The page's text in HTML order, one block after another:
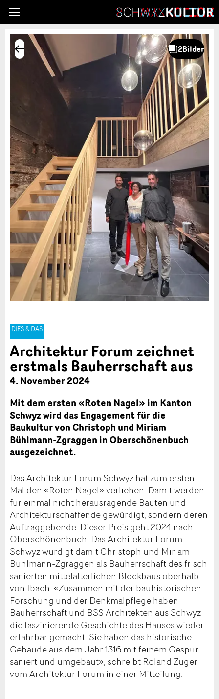
DIES & DAS
Architektur Forum zeichnet
erstmals Bauherrschaft aus
4. November 2024
Mit dem ersten «Roten Nagel» im Kanton
Schwyz wird das Engagement für die
Baukultur von Christoph und Miriam
Bühlmann-Zgraggen in Oberschönenbuch
ausgezeichnet.
Das Architektur Forum Schwyz hat zum ersten
Mal den «Roten Nagel» verliehen. Damit werden
für einmal nicht herausragende Bauten und
Architekturschaffende gewürdigt, sondern deren
Auftraggebende. Dieser Preis geht 2024 nach
Oberschönenbuch. Das Architektur Forum
Schwyz würdigt damit Christoph und Miriam
Bühlmann-Zgraggen als Bauherrschaft des frisch
sanierten mittelalterlichen Blockbaus oberhalb
von Ibach. «Zusammen mit der bauhistorischen
Forschung und der Denkmalpflege haben
Bauherrschaft und BSS Architekten aus Schwyz
die faszinierende Geschichte des Hauses wieder
erfahrbar gemacht. Sie haben das historische
Gebäude aus dem Jahr 1316 mit feinem Gespür
saniert und umgebaut», schreibt Roland Züger
vom Architektur Forum in einer Mitteilung.